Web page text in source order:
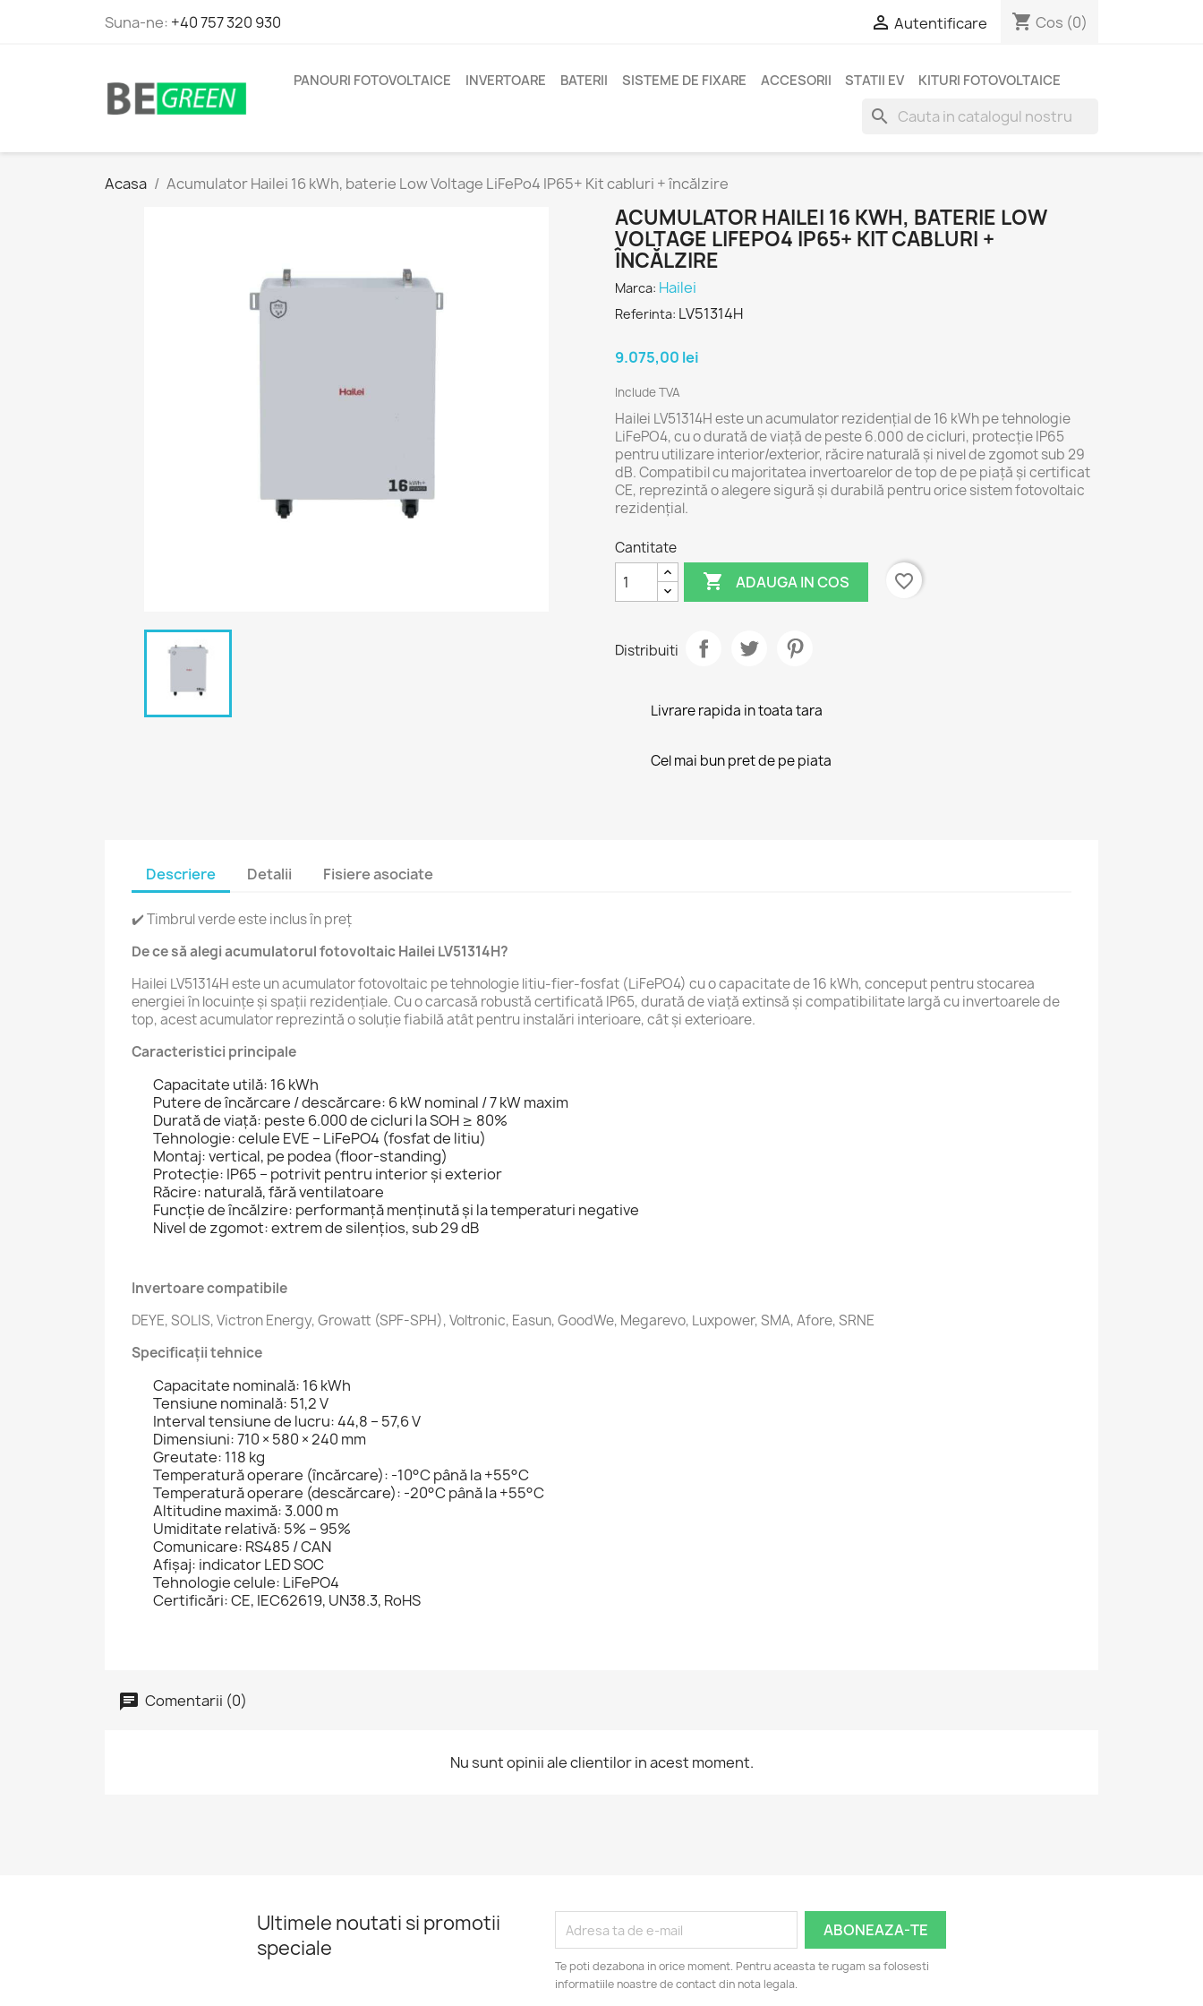
Suna-ne: +40 757 320 930  Autentificare shopping_cart Cos (0)
PANOURI FOTOVOLTAICE INVERTOARE BATERII SISTEME DE FIXARE ACCESORII STATII EV KITURI FOTOVOLTAICE
search
Acasa Acumulator Hailei 16 kWh, baterie Low Voltage LiFePo4 IP65+ Kit cabluri + încălzire
ACUMULATOR HAILEI 16 KWH, BATERIE LOW
VOLTAGE LIFEPO4 IP65+ KIT CABLURI +
ÎNCĂLZIRE
Marca: Hailei
Referinta: LV51314H
9.075,00 lei
Include TVA
Hailei LV51314H este un acumulator rezidențial de 16 kWh pe tehnologie
LiFePO4, cu o durată de viață de peste 6.000 de cicluri, protecție IP65
pentru utilizare interior/exterior, răcire naturală și nivel de zgomot sub 29
dB. Compatibil cu majoritatea invertoarelor de top de pe piață și certificat
CE, reprezintă o alegere sigură și durabilă pentru orice sistem fotovoltaic
rezidențial.
Cantitate
 ADAUGA IN COS favorite_border
Distribuiti
Livrare rapida in toata tara
Cel mai bun pret de pe piata
Descriere Detalii Fisiere asociate
✔️ Timbrul verde este inclus în preț
De ce să alegi acumulatorul fotovoltaic Hailei LV51314H?
Hailei LV51314H este un acumulator fotovoltaic pe tehnologie litiu-fier-fosfat (LiFePO4) cu o capacitate de 16 kWh, conceput pentru stocarea
energiei în locuințe și spații rezidențiale. Cu o carcasă robustă certificată IP65, durată de viață extinsă și compatibilitate largă cu invertoarele de
top, acest acumulator reprezintă o soluție fiabilă atât pentru instalări interioare, cât și exterioare.
Caracteristici principale
Capacitate utilă: 16 kWh
Putere de încărcare / descărcare: 6 kW nominal / 7 kW maxim
Durată de viață: peste 6.000 de cicluri la SOH ≥ 80%
Tehnologie: celule EVE – LiFePO4 (fosfat de litiu)
Montaj: vertical, pe podea (floor-standing)
Protecție: IP65 – potrivit pentru interior și exterior
Răcire: naturală, fără ventilatoare
Funcție de încălzire: performanță menținută și la temperaturi negative
Nivel de zgomot: extrem de silențios, sub 29 dB
Invertoare compatibile
DEYE, SOLIS, Victron Energy, Growatt (SPF-SPH), Voltronic, Easun, GoodWe, Megarevo, Luxpower, SMA, Afore, SRNE
Specificații tehnice
Capacitate nominală: 16 kWh
Tensiune nominală: 51,2 V
Interval tensiune de lucru: 44,8 – 57,6 V
Dimensiuni: 710 × 580 × 240 mm
Greutate: 118 kg
Temperatură operare (încărcare): -10°C până la +55°C
Temperatură operare (descărcare): -20°C până la +55°C
Altitudine maximă: 3.000 m
Umiditate relativă: 5% – 95%
Comunicare: RS485 / CAN
Afișaj: indicator LED SOC
Tehnologie celule: LiFePO4
Certificări: CE, IEC62619, UN38.3, RoHS
Comentarii (0)
Nu sunt opinii ale clientilor in acest moment.
Ultimele noutati si promotii
speciale
Te poti dezabona in orice moment. Pentru aceasta te rugam sa folosesti
informatiile noastre de contact din nota legala.